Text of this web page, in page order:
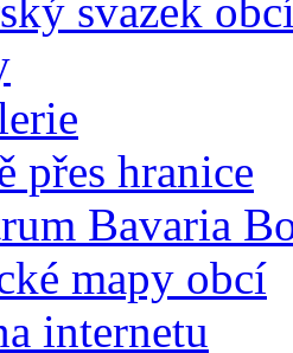
svazek
přes hranice
Bavaria
mapy obcí
internetu